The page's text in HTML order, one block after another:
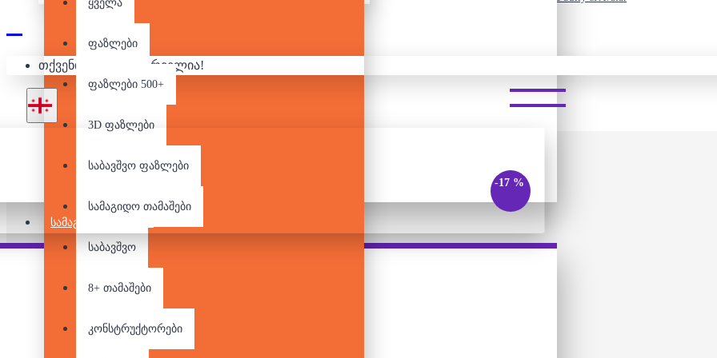
ᲡᲐᲛᲐᲒᲘᲓᲝ ᲗᲐᲛᲐᲨᲔᲑᲘ
ყველა
ფაზლები
ფაზლები 500+
3D ფაზლები
საბავშვო ფაზლები
სამაგიდო თამაშები
საბავშვო
8+ თამაშები
კონსტრუქტორები
თქვენი კალათა ცარიელია! ᲚᲔᲒᲝ - BRICKHEADZ – JAKE SULLY &
-17 %
Pair it With